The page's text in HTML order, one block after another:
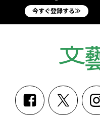
今すぐ登録する≫